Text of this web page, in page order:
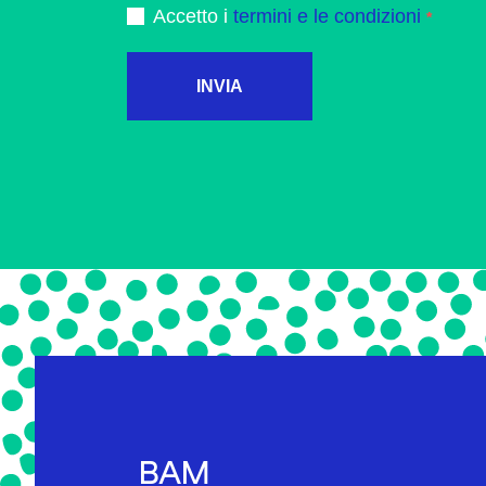
Accetto i termini e le condizioni
INVIA
BAM